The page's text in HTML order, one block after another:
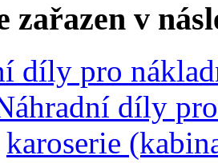
zařazen v
díly pro
díly
karoserie